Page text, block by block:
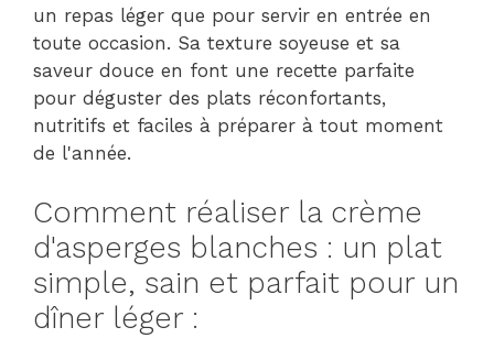
un repas léger que pour servir en entrée en
toute occasion. Sa texture soyeuse et sa
saveur douce en font une recette parfaite
pour déguster des plats réconfortants,
nutritifs et faciles à préparer à tout moment
de l'année.
Comment réaliser la crème
d'asperges blanches : un plat
simple, sain et parfait pour un
dîner léger :